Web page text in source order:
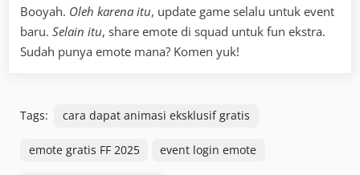
Booyah. Oleh karena itu, update game selalu untuk event
baru. Selain itu, share emote di squad untuk fun ekstra.
Sudah punya emote mana? Komen yuk!
Tags: cara dapat animasi eksklusif gratis
emote gratis FF 2025 event login emote